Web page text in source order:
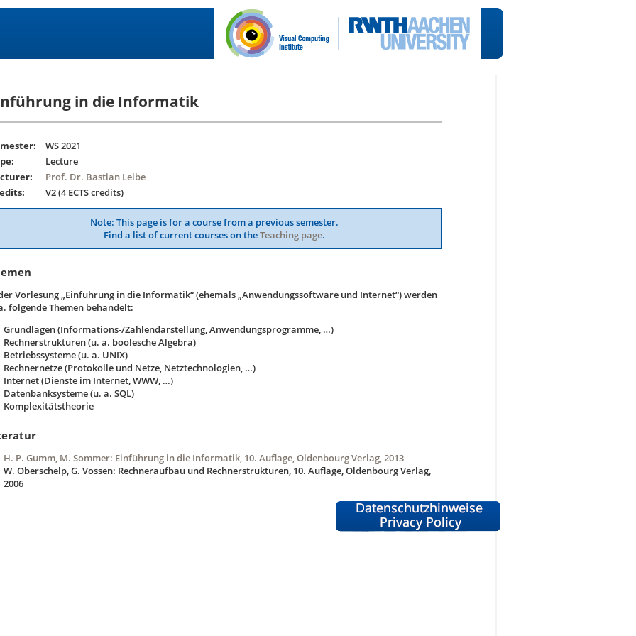
in die Informatik
WS 2021
Lecture
Prof. Dr. Bastian Leibe
V2 (4 ECTS credits)
Note: This page is for a course from a previous semester.
Find a list of current courses on theTeaching page.
Vorlesung „Einführung in die Informatik“ (ehemals „Anwendungssoftware und Internet“) werden
folgende Themen behandelt:
Grundlagen (Informations-/Zahlendarstellung, Anwendungsprogramme, …)
Rechnerstrukturen (u. a. boolesche Algebra)
Betriebssysteme (u. a. UNIX)
Rechnernetze (Protokolle und Netze, Netztechnologien, …)
Internet (Dienste im Internet, WWW, …)
Datenbanksysteme (u. a. SQL)
Komplexitätstheorie
H. P. Gumm, M. Sommer: Einführung in die Informatik, 10. Auflage, Oldenbourg Verlag, 2013
W. Oberschelp, G. Vossen: Rechneraufbau und Rechnerstrukturen, 10. Auflage, Oldenbourg Verlag,
2006